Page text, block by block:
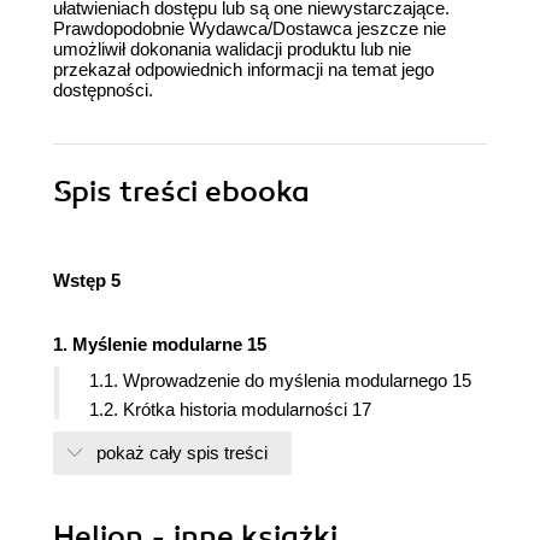
ułatwieniach dostępu lub są one niewystarczające.
Prawdopodobnie Wydawca/Dostawca jeszcze nie
umożliwił dokonania walidacji produktu lub nie
przekazał odpowiednich informacji na temat jego
dostępności.
Spis treści ebooka
Wstęp 5
1. Myślenie modularne 15
1.1. Wprowadzenie do myślenia modularnego 15
1.2. Krótka historia modularności 17
1.4. Modularny podział na części 26
2. Zasady modularności 31
pokaż cały spis treści